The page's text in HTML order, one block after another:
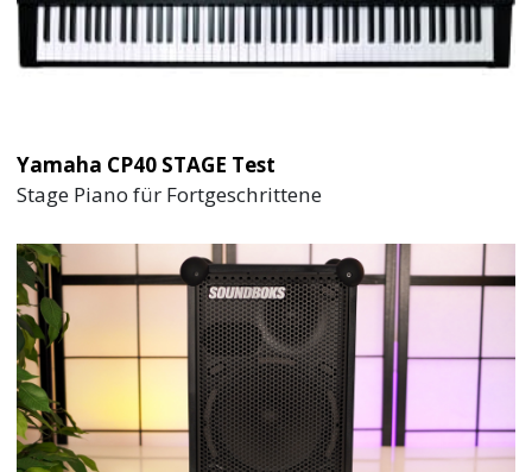
Yamaha CP40 STAGE Test
Stage Piano für Fortgeschrittene